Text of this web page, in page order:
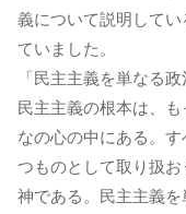
義について説明して
ていました。
「民主主義を単なる
民主主義の根本は、
なの心の中にある。
つものとして取り扱
神である。民主主義を